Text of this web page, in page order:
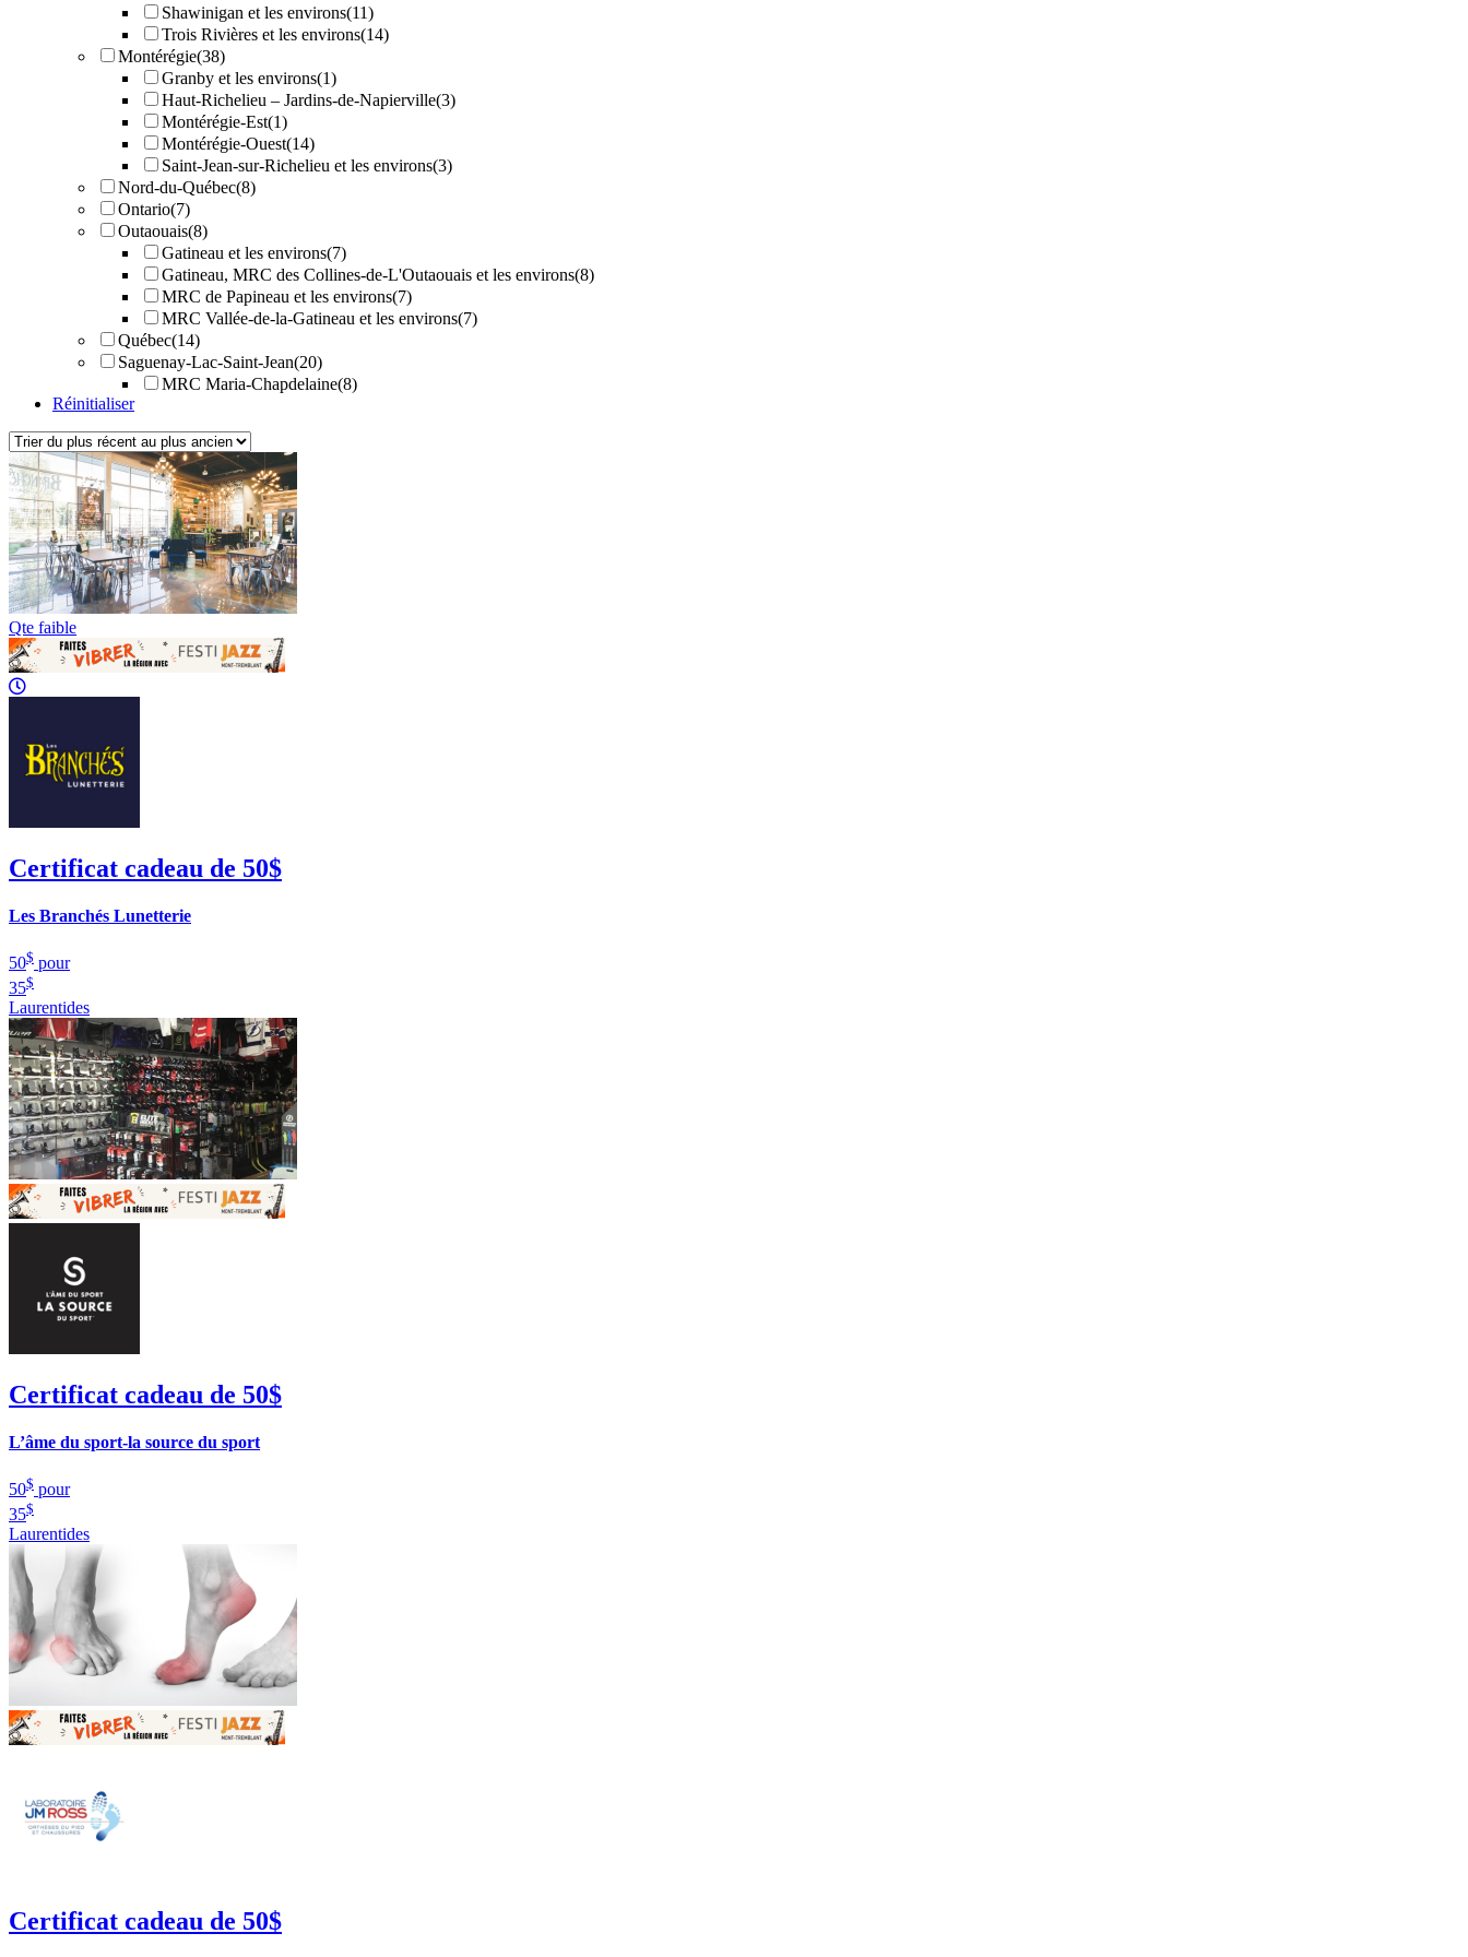
Shawinigan et les environs(11)
Trois Rivières et les environs(14)
Montérégie(38)
Granby et les environs(1)
Haut-Richelieu – Jardins-de-Napierville(3)
Montérégie-Est(1)
Montérégie-Ouest(14)
Saint-Jean-sur-Richelieu et les environs(3)
Nord-du-Québec(8)
Ontario(7)
Outaouais(8)
Gatineau et les environs(7)
Gatineau, MRC des Collines-de-L'Outaouais et les environs(8)
MRC de Papineau et les environs(7)
MRC Vallée-de-la-Gatineau et les environs(7)
Québec(14)
Saguenay-Lac-Saint-Jean(20)
MRC Maria-Chapdelaine(8)
Réinitialiser
Qte faible
Certificat cadeau de 50$
Les Branchés Lunetterie
50$ pour
35$
Laurentides
Certificat cadeau de 50$
L’âme du sport-la source du sport
50$ pour
35$
Laurentides
Certificat cadeau de 50$